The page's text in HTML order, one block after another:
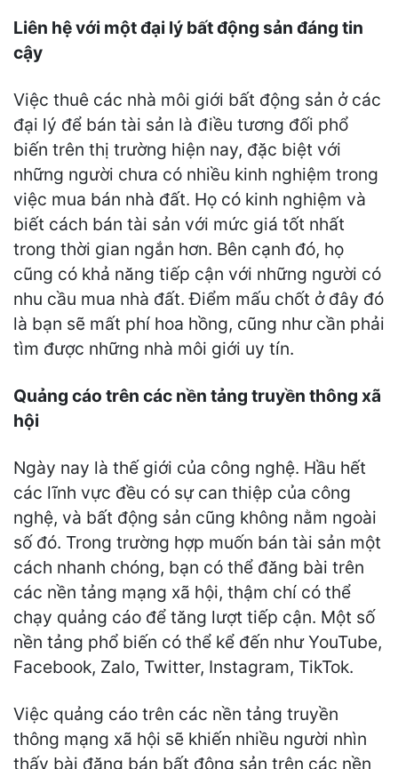
Liên hệ với một đại lý bất động sản đáng tin
cậy
Việc thuê các nhà môi giới bất động sản ở các
đại lý để bán tài sản là điều tương đối phổ
biến trên thị trường hiện nay, đặc biệt với
những người chưa có nhiều kinh nghiệm trong
việc mua bán nhà đất. Họ có kinh nghiệm và
biết cách bán tài sản với mức giá tốt nhất
trong thời gian ngắn hơn. Bên cạnh đó, họ
cũng có khả năng tiếp cận với những người có
nhu cầu mua nhà đất. Điểm mấu chốt ở đây đó
là bạn sẽ mất phí hoa hồng, cũng như cần phải
tìm được những nhà môi giới uy tín.
Quảng cáo trên các nền tảng truyền thông xã
hội
Ngày nay là thế giới của công nghệ. Hầu hết
các lĩnh vực đều có sự can thiệp của công
nghệ, và bất động sản cũng không nằm ngoài
số đó. Trong trường hợp muốn bán tài sản một
cách nhanh chóng, bạn có thể đăng bài trên
các nền tảng mạng xã hội, thậm chí có thể
chạy quảng cáo để tăng lượt tiếp cận. Một số
nền tảng phổ biến có thể kể đến như YouTube,
Facebook, Zalo, Twitter, Instagram, TikTok.
Việc quảng cáo trên các nền tảng truyền
thông mạng xã hội sẽ khiến nhiều người nhìn
thấy bài đăng bán bất động sản trên các nền